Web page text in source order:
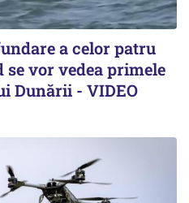
a celor patru
vor vedea primele
Dunării - VIDEO